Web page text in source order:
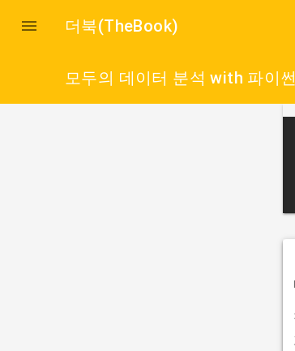
 더북(TheBook)
모두의 데이터 분석 with 파이썬